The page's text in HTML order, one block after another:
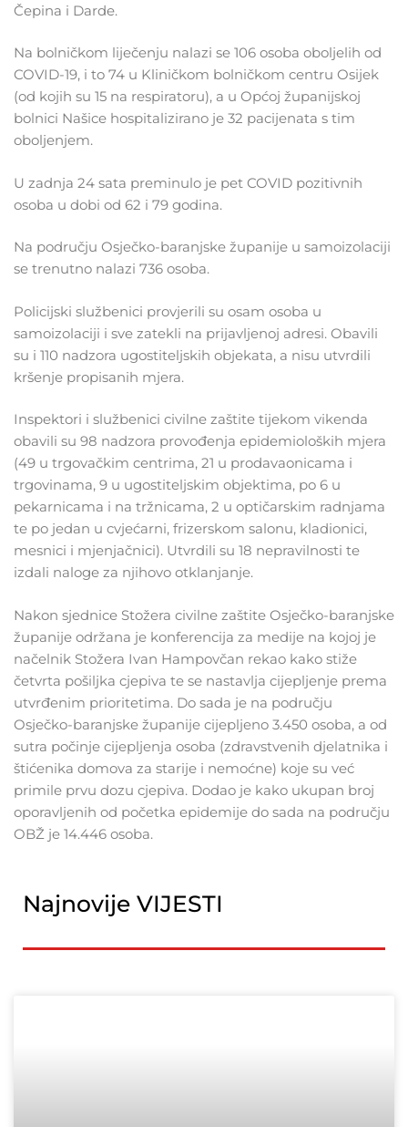
Čepina i Darde.
Na bolničkom liječenju nalazi se 106 osoba oboljelih od
COVID-19, i to 74 u Kliničkom bolničkom centru Osijek
(od kojih su 15 na respiratoru), a u Općoj županijskoj
bolnici Našice hospitalizirano je 32 pacijenata s tim
oboljenjem.
U zadnja 24 sata preminulo je pet COVID pozitivnih
osoba u dobi od 62 i 79 godina.
Na području Osječko-baranjske županije u samoizolaciji
se trenutno nalazi 736 osoba.
Policijski službenici provjerili su osam osoba u
samoizolaciji i sve zatekli na prijavljenoj adresi. Obavili
su i 110 nadzora ugostiteljskih objekata, a nisu utvrdili
kršenje propisanih mjera.
Inspektori i službenici civilne zaštite tijekom vikenda
obavili su 98 nadzora provođenja epidemioloških mjera
(49 u trgovačkim centrima, 21 u prodavaonicama i
trgovinama, 9 u ugostiteljskim objektima, po 6 u
pekarnicama i na tržnicama, 2 u optičarskim radnjama
te po jedan u cvjećarni, frizerskom salonu, kladionici,
mesnici i mjenjačnici). Utvrdili su 18 nepravilnosti te
izdali naloge za njihovo otklanjanje.
Nakon sjednice Stožera civilne zaštite Osječko-baranjske
županije održana je konferencija za medije na kojoj je
načelnik Stožera Ivan Hampovčan rekao kako stiže
četvrta pošiljka cjepiva te se nastavlja cijepljenje prema
utvrđenim prioritetima. Do sada je na području
Osječko-baranjske županije cijepljeno 3.450 osoba, a od
sutra počinje cijepljenja osoba (zdravstvenih djelatnika i
štićenika domova za starije i nemoćne) koje su već
primile prvu dozu cjepiva. Dodao je kako ukupan broj
oporavljenih od početka epidemije do sada na području
OBŽ je 14.446 osoba.
Najnovije VIJESTI